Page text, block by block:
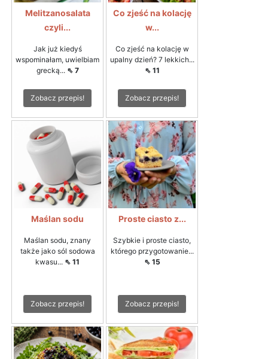
Melitzanosalata
czyli...
Jak już kiedyś
wspominałam, uwielbiam
grecką... ⇖ 7
Zobacz przepis!
Co zjeść na kolację
w...
Co zjeść na kolację w
upalny dzień? 7 lekkich...
⇖ 11
Zobacz przepis!
Maślan sodu
Maślan sodu, znany
także jako sól sodowa
kwasu... ⇖ 11
Zobacz przepis!
Proste ciasto z...
Szybkie i proste ciasto,
którego przygotowanie...
⇖ 15
Zobacz przepis!